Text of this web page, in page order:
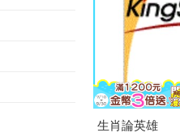
生肖論英雄